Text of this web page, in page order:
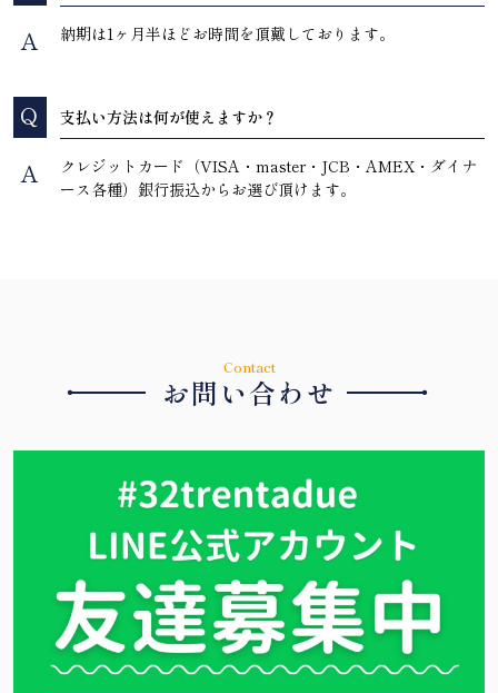
A 納期は1ヶ月半ほどお時間を頂戴しております。
Q 支払い方法は何が使えますか？
A
クレジットカード（VISA・master・JCB・AMEX・ダイナ
ース各種）銀行振込からお選び頂けます。
Contact
・ お問い合わせ ・